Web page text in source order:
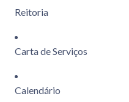
Reitoria
Carta de Serviços
Calendário